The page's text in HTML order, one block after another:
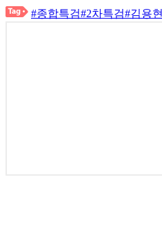
#종합특검#2차특검#김용현